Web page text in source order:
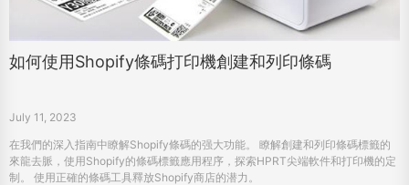
如何使用Shopify條碼打印機創建和列印條碼
July 11, 2023
在我們的深入指南中瞭解Shopify條碼的强大功能。 瞭解創建和列印條碼標籤的
來龍去脈，使用Shopify的條碼標籤應用程序，探索HPRT尖端軟件和打印機的定
制。 使用正確的條碼工具釋放Shopify商店的潜力。